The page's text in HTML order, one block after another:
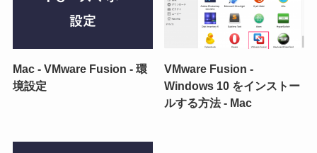
Mac - VMware Fusion - 環
境設定
VMware Fusion -
Windows 10 をインストー
ルする方法 - Mac